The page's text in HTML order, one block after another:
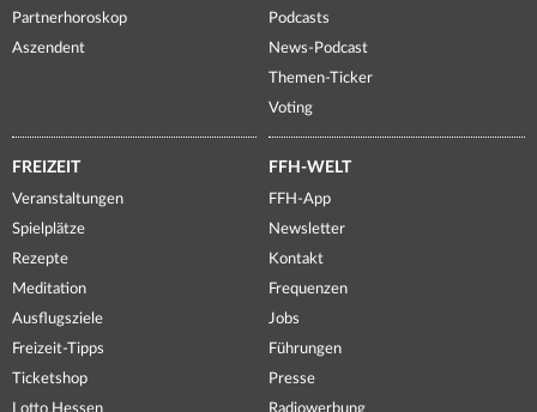
Partnerhoroskop
Aszendent
Podcasts
News-Podcast
Themen-Ticker
Voting
FREIZEIT
Veranstaltungen
Spielplätze
Rezepte
Meditation
Ausflugsziele
Freizeit-Tipps
Ticketshop
Lotto Hessen
FFH-WELT
FFH-App
Newsletter
Kontakt
Frequenzen
Jobs
Führungen
Presse
Radiowerbung